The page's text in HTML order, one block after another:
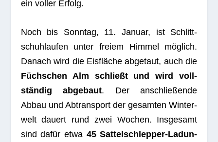
ein vol­ler Erfolg.
Noch bis Sonn­tag, 11. Januar, ist Schlitt­
schuh­lau­fen unter freiem Him­mel mög­lich.
Danach wird die Eis­flä­che abge­taut, auch die
Füchs­chen Alm schließt und wird voll­
stän­dig abge­baut. Der anschlie­ßende
Abbau und Abtrans­port der gesam­ten Win­ter­
welt dau­ert rund zwei Wochen. Ins­ge­samt
sind dafür etwa 45 Sat­tel­schlep­per-Ladun­